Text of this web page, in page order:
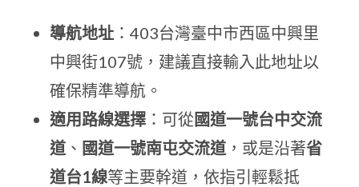
導航地址 ：403台灣臺中市西區中興里
中興街107號，建議直接輸入此地址以
確保精準導航。
適用路線選擇 ：可從 國道一號台中交流
道 、 國道一號南屯交流道 ，或是沿著省
道台1線等主要幹道，依指引輕鬆抵